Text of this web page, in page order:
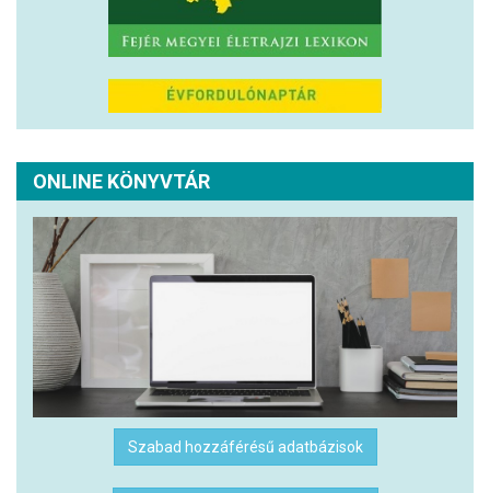
ONLINE KÖNYVTÁR
Szabad hozzáférésű adatbázisok